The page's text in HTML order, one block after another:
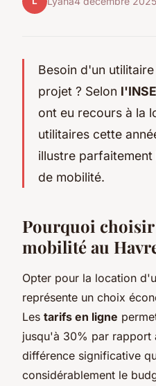
Besoin d'un
projet ? Selon
ont eu recours à la
utilitaires cette
illustre
de mobilité.
Pourquoi
mobilité au
Opter pour la location
représente un choix
Les tarifs en ligne
jusqu'à 30% par rapport
différence significative
considérablement le